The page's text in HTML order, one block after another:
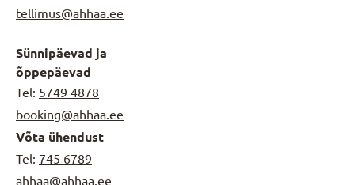
tellimus@ahhaa.ee
Sünnipäevad ja
õppepäevad
Tel: 5749 4878
booking@ahhaa.ee
Võta ühendust
Tel: 745 6789
ahhaa@ahhaa.ee